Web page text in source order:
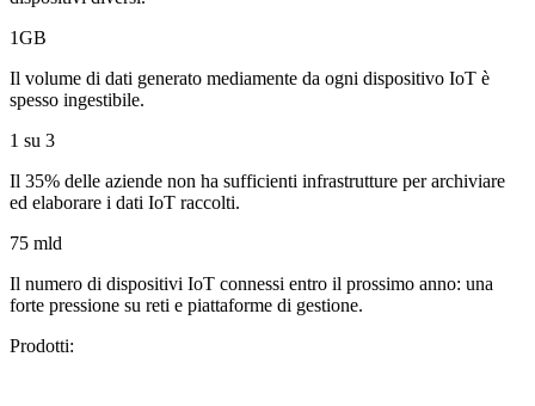
1GB
Il volume di dati generato mediamente da ogni dispositivo IoT è
spesso ingestibile.
1 su 3
Il 35% delle aziende non ha sufficienti infrastrutture per archiviare
ed elaborare i dati IoT raccolti.
75 mld
Il numero di dispositivi IoT connessi entro il prossimo anno: una
forte pressione su reti e piattaforme di gestione.
Prodotti: